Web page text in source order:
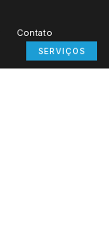
Contato
SERVIÇOS